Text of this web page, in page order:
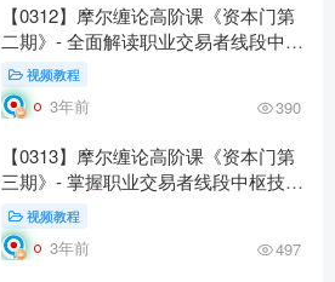
【0312】摩尔缠论高阶课《资本门第
二期》- 全面解读职业交易者线段中枢
技巧与买卖策略
视频教程
3年前 390
【0313】摩尔缠论高阶课《资本门第
三期》- 掌握职业交易者线段中枢技
巧，揭开股市真相
视频教程
3年前 497